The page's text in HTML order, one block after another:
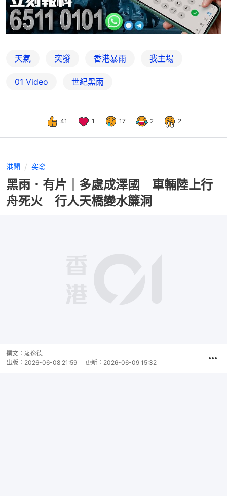
天氣 突發 香港暴雨 我主場
01 Video 世紀黑雨
41 1 17 2 2
港聞 突發
黑雨．有片｜多處成澤國 車輛陸上行
舟死火 行人天橋變水簾洞
撰文： 凌逸德
出版： 2026-06-08 21:59 更新： 2026-06-09 15:32